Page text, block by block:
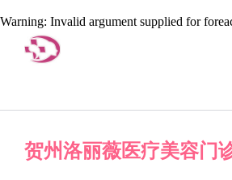
Warning: Invalid argument supplied for
贺州洛丽薇医疗美容门